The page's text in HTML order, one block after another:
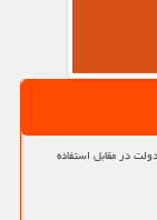
در مقابل استفاده